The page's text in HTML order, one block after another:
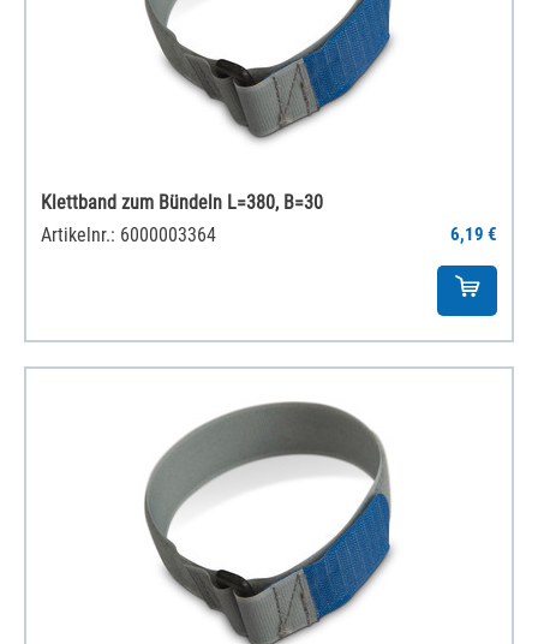
Klettband zum Bündeln L=380, B=30
Artikelnr.: 6000003364
6,19 €